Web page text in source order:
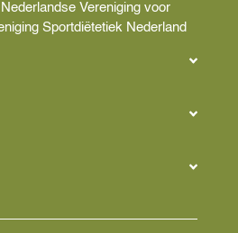
Vereniging voor
Sportdiëtetiek Nederland